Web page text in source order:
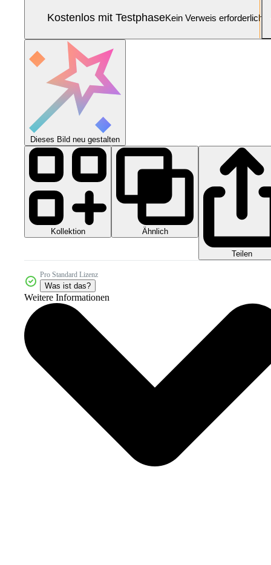
Kostenlos mit TestphaseKein Verweis erforderlich
Dieses Bild neu gestalten
Kollektion Ähnlich
Teilen
Pro Standard Lizenz
Was ist das?
Weitere Informationen